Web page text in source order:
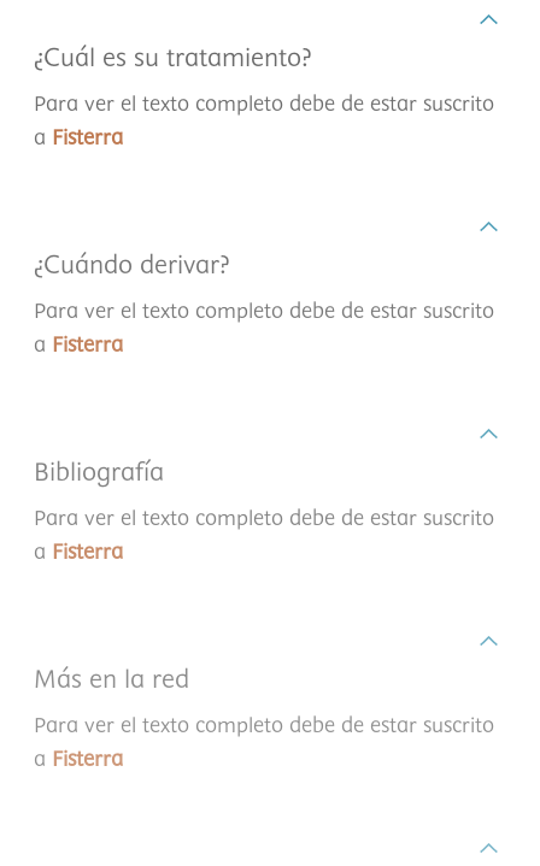
¿Cuál es su tratamiento?
Para ver el texto completo debe de estar suscrito
a Fisterra
¿Cuándo derivar?
Para ver el texto completo debe de estar suscrito
a Fisterra
Bibliografía
Para ver el texto completo debe de estar suscrito
a Fisterra
Más en la red
Para ver el texto completo debe de estar suscrito
a Fisterra